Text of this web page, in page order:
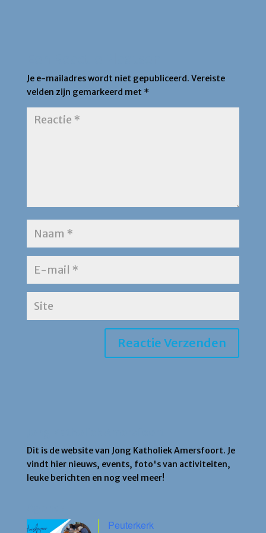
Je e-mailadres wordt niet gepubliceerd. Vereiste
velden zijn gemarkeerd met *
Dit is de website van Jong Katholiek Amersfoort. Je
vindt hier nieuws, events, foto's van activiteiten,
leuke berichten en nog veel meer!
Peuterkerk